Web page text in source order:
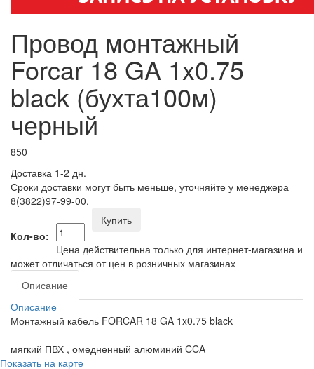
Провод монтажный
Forcar 18 GA 1x0.75
black (бухта100м)
черный
850
Доставка 1-2 дн.
Сроки доставки могут быть меньше, уточняйте у менеджера
8(3822)97-99-00.
Кол-во:
Купить
Цена действительна только для интернет-магазина и
может отличаться от цен в розничных магазинах
Описание
Описание
Монтажный кабель FORCAR 18 GA 1x0.75 black
мягкий ПВХ , омедненный алюминий CCA
Показать на карте